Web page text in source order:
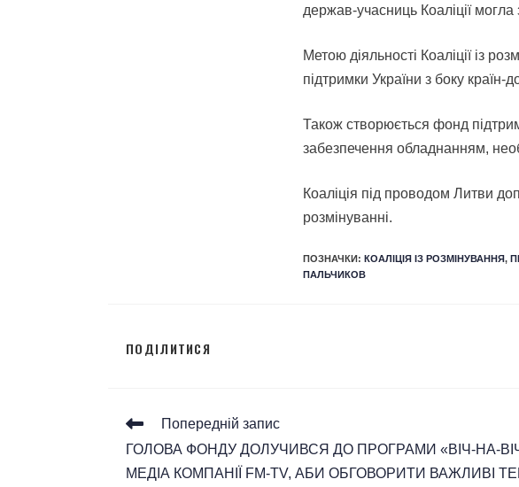
держав-учасниць Коаліції могла
Метою діяльності Коаліції із
підтримки України з боку країн-
Також створюється фонд
забезпечення обладнанням,
Коаліція під проводом Литви
розмінуванні.
ПОЗНАЧКИ : КОАЛІЦІЯ ІЗ РОЗМІНУВАННЯ,
ПАЛЬЧИКОВ
ПОДІЛИТИСЯ
Попередній запис
ГОЛОВА ФОНДУ ДОЛУЧИВСЯ ДО ПРОГРАМИ «ВІЧ-НА-
МЕДІА КОМПАНІЇ FM-TV, АБИ ОБГОВОРИТИ ВАЖЛИВІ